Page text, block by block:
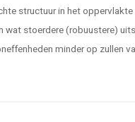
structuur in het oppervlakte
wat stoerdere (robuustere)
minder op zullen